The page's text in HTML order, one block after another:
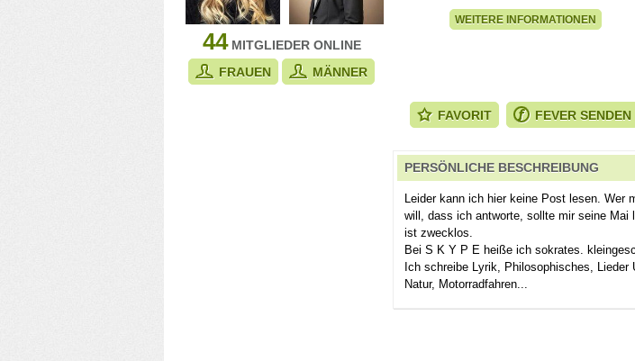
44MITGLIEDER ONLINE
FRAUEN
MÄNNER
WEITERE INFORMATIONEN
FAVORIT FEVER SENDEN
PERSÖNLICHE BESCHREIBUNG
Leider kann ich hier keine Post lesen. Wer
will, dass ich antworte, sollte mir seine Mai
ist zwecklos.
Bei S K Y P E heiße ich sokrates.
Ich schreibe Lyrik, Philosophisches,
Natur, Motorradfahren...